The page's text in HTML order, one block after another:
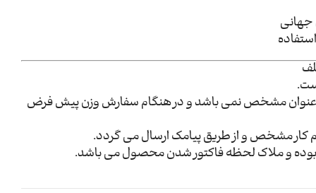
جهانی
مشخص نمی باشد و در هنگام سفارش وزن پیش فرض
کار مشخص و از طریق پیامک ارسال می گردد.
و ملاک لحظه فاکتور شدن محصول می باشد.